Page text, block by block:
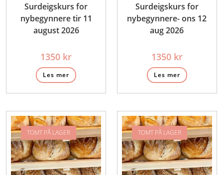
Surdeigskurs for
nybegynnere tir 11
august 2026
1350 kr
Les mer
Surdeigskurs for
nybegynnere- ons 12
aug 2026
1350 kr
Les mer
TOMT PÅ LAGER TOMT PÅ LAGER